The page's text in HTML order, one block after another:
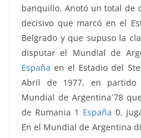
banquillo. Anotó un total de
decisivo que marcó en el
Belgrado y que supuso la
disputar el Mundial de
España en el Estadio del
Abril de 1977, en partido
Mundial de Argentina´78
de Rumania 1 España 0,
En el Mundial de Argentina